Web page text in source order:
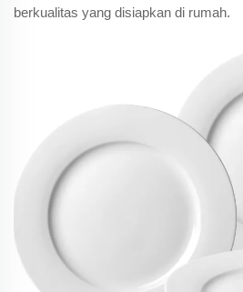
berkualitas yang disiapkan di rumah.